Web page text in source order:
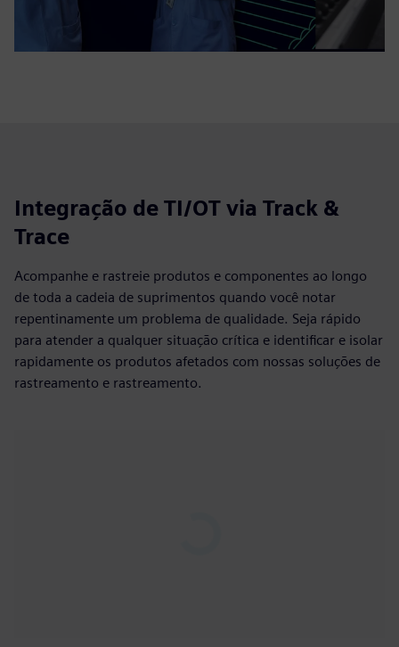
Integração de TI/OT via Track &
Trace
Acompanhe e rastreie produtos e componentes ao longo
de toda a cadeia de suprimentos quando você notar
repentinamente um problema de qualidade. Seja rápido
para atender a qualquer situação crítica e identificar e isolar
rapidamente os produtos afetados com nossas soluções de
rastreamento e rastreamento.